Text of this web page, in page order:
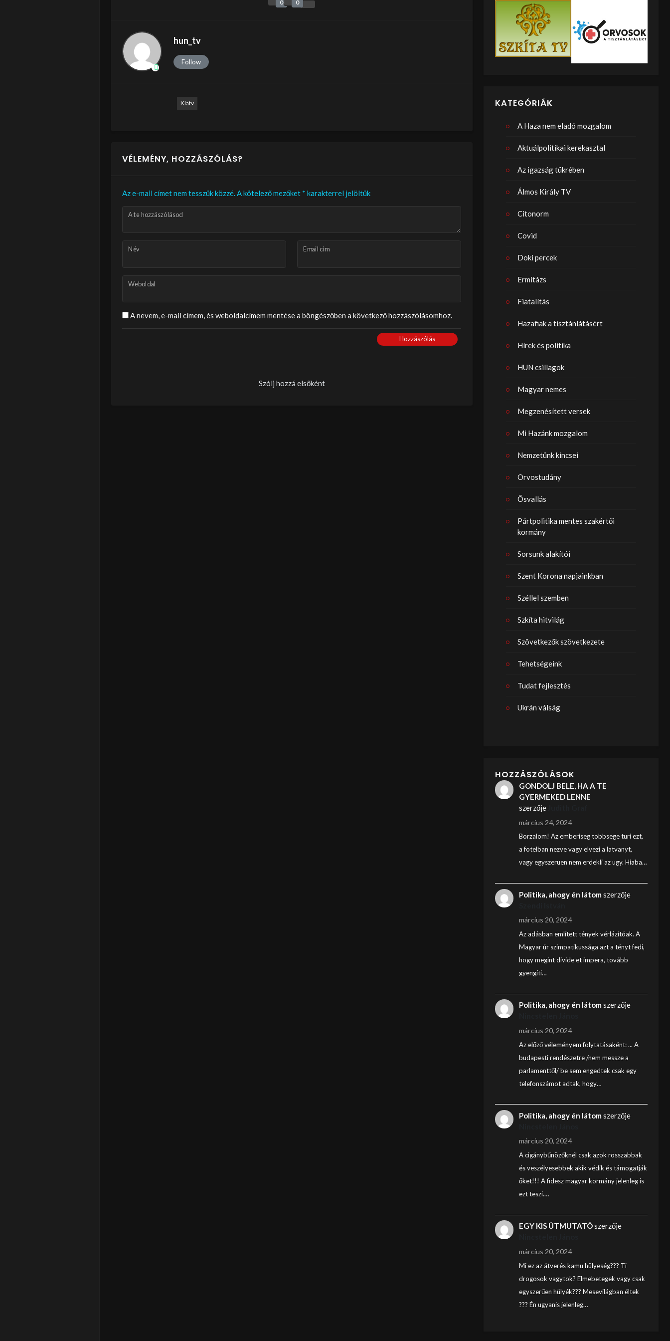
0 0
hun_tv
Follow
Klatv
VÉLEMÉNY, HOZZÁSZÓLÁS?
Az e-mail címet nem tesszük közzé. A kötelező mezőket * karakterrel jelöltük
A te hozzászólásod
Név Email cím
Weboldal
A nevem, e-mail címem, és weboldalcímem mentése a böngészőben a következő hozzászólásomhoz.
Hozzászólás
Szólj hozzá elsőként
KATEGÓRIÁK
A Haza nem eladó mozgalom
Aktuálpolitikai kerekasztal
Az igazság tükrében
Álmos Király TV
Citonorm
Covid
Doki percek
Ermitázs
Fiatalítás
Hazafiak a tisztánlátásért
Hírek és politika
HUN csillagok
Magyar nemes
Megzenésített versek
Mi Hazánk mozgalom
Nemzetünk kincsei
Orvostudány
Ősvallás
Pártpolitika mentes szakértői
kormány
Sorsunk alakítói
Szent Korona napjainkban
Széllel szemben
Szkíta hitvilág
Szövetkezők szövetkezete
Tehetségeink
Tudat fejlesztés
Ukrán válság
HOZZÁSZÓLÁSOK
GONDOLJ BELE, HA A TE
GYERMEKED LENNE
szerzője
március 24, 2024
Borzalom! Az emberiseg tobbsege turi ezt,
a fotelban nezve vagy elvezi a latvanyt,
vagy egyszeruen nem erdekli az ugy. Hiaba…
Politika, ahogy én látom szerzője
március 20, 2024
Az adásban említett tények vérlázítóak. A
Magyar úr szimpatikussága azt a tényt fedi,
hogy megint divide et impera, tovább
gyengíti…
Politika, ahogy én látom szerzője
március 20, 2024
Az előző véleményem folytatásaként: ... A
budapesti rendészetre /nem messze a
parlamenttől/ be sem engedtek csak egy
telefonszámot adtak, hogy…
Politika, ahogy én látom szerzője
március 20, 2024
A cigánybűnözőknél csak azok rosszabbak
és veszélyesebbek akik védik és támogatják
őket!!! A fidesz magyar kormány jelenleg is
ezt teszi.…
EGY KIS ÚTMUTATÓszerzője
március 20, 2024
Mi ez az átverés kamu hülyeség??? Ti
drogosok vagytok? Elmebetegek vagy csak
egyszerűen hülyék??? Mesevilágban éltek
??? Én ugyanis jelenleg…